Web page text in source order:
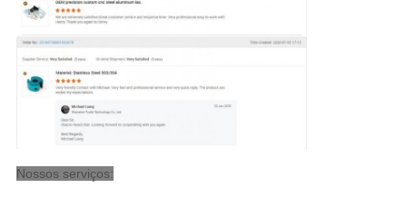
Nossos serviços: